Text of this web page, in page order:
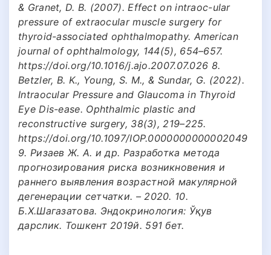
& Granet, D. B. (2007). Effect on intraoc-ular
pressure of extraocular muscle surgery for
thyroid-associated ophthalmopathy. American
journal of ophthalmology, 144(5), 654–657.
https://doi.org/10.1016/j.ajo.2007.07.026 8.
Betzler, B. K., Young, S. M., & Sundar, G. (2022).
Intraocular Pressure and Glaucoma in Thyroid
Eye Dis-ease. Ophthalmic plastic and
reconstructive surgery, 38(3), 219–225.
https://doi.org/10.1097/IOP.0000000000002049
9. Ризаев Ж. А. и др. Разработка метода
прогнозирования риска возникновения и
раннего выявления возрастной макулярной
дегенерации сетчатки. – 2020. 10.
Б.Х.Шагазатова. Эндокринология: Ўқув
дарслик. Тошкент 2019й. 591 бет.